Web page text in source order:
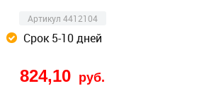
Артикул 4412104
Срок 5-10 дней
824,10 руб.